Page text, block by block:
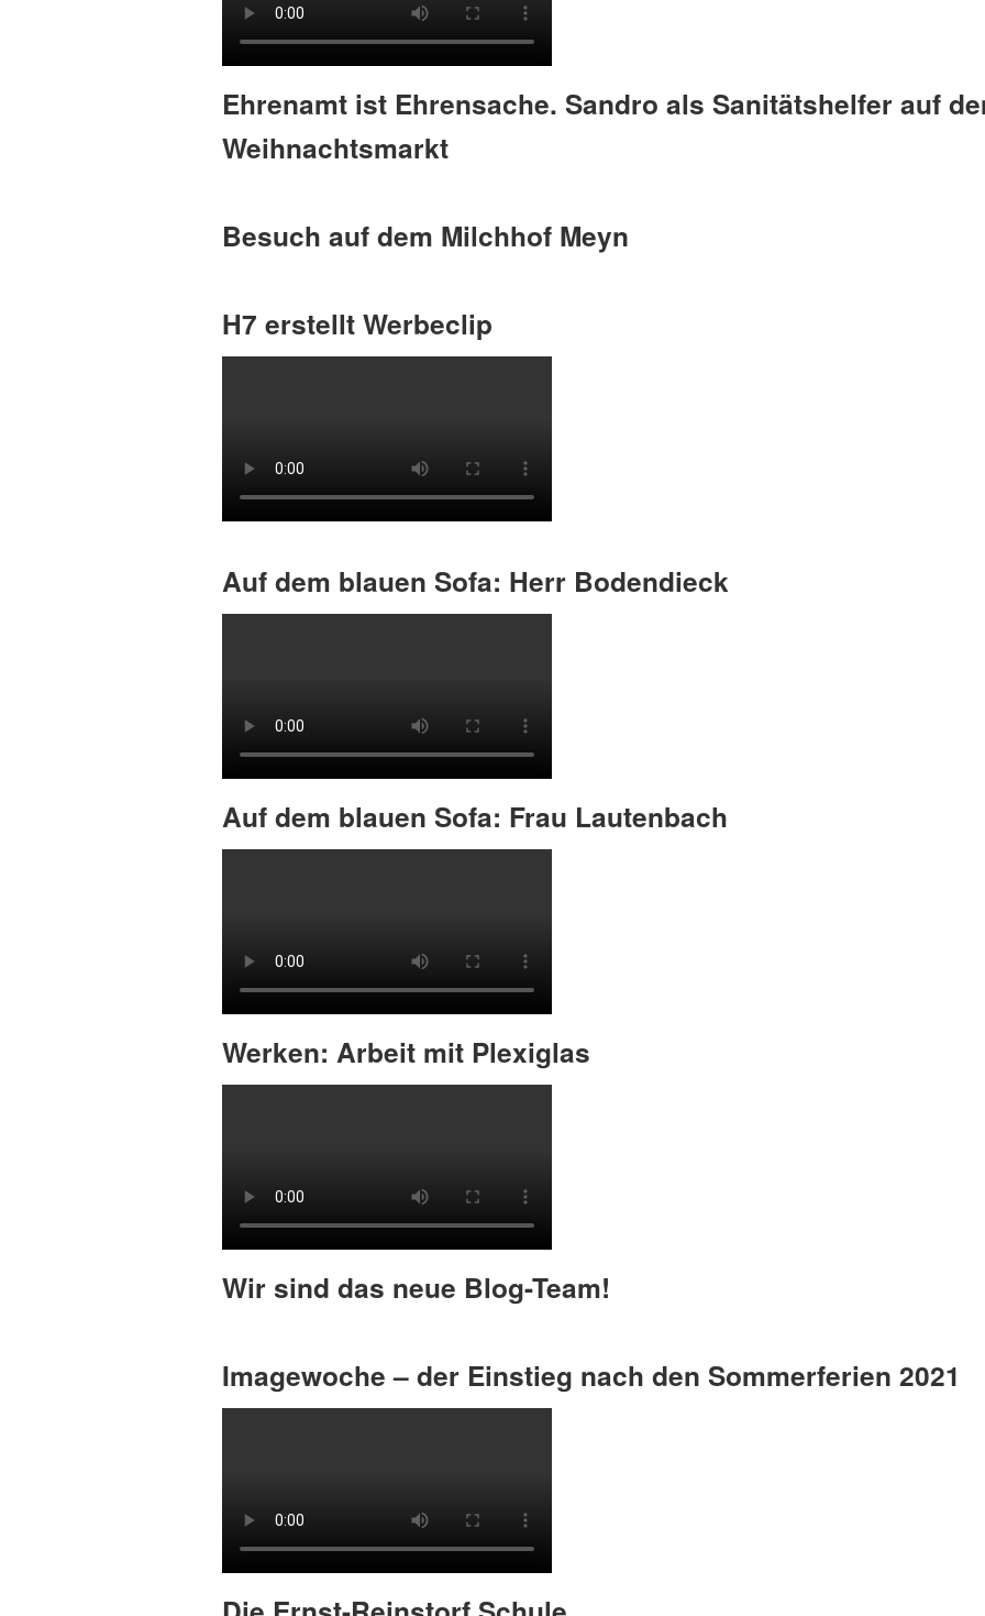
Ehrenamt ist Ehrensache. Sandro als Sanitätshelfer auf
Weihnachtsmarkt
Besuch auf dem Milchhof Meyn
H7 erstellt Werbeclip
Auf dem blauen Sofa: Herr Bodendieck
Auf dem blauen Sofa: Frau Lautenbach
Werken: Arbeit mit Plexiglas
Wir sind das neue Blog-Team!
Imagewoche – der Einstieg nach den Sommerferien 2021